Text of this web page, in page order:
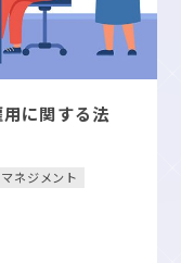
に関する法
マネジメント